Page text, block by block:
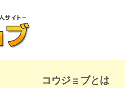
コウジョブとは